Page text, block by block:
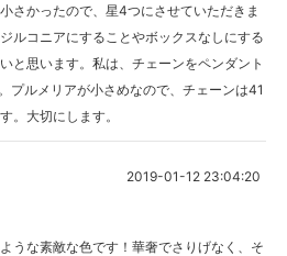
さかったので、星4つにさせていただきま
ルコニアにすることやボックスなしにする
と思います。私は、チェーンをペンダント
プルメリアが小さめなので、チェーンは41
。大切にします。
2019-01-12 23:04:20
うな素敵な色です！華奢でさりげなく、そ